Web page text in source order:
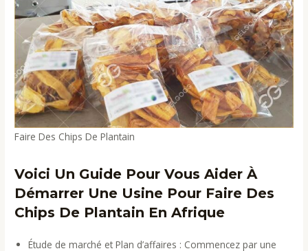
Faire Des Chips De Plantain
Voici Un Guide Pour Vous Aider À
Démarrer Une Usine Pour Faire Des
Chips De Plantain En Afrique
Étude de marché et Plan d’affaires : Commencez par une